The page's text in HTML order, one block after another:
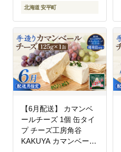
北海道 安平町
【6月配送】 カマンベ
ールチーズ 1個 缶タイ
プ チーズ工房角谷
KAKUYA カマンベール